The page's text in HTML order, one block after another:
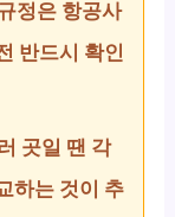
정은 항공사
반드시 확인
곳일 땐 각
하는 것이 추